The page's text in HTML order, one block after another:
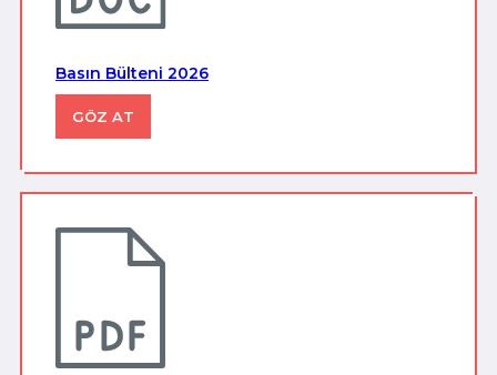
Basın Bülteni 2026
GÖZ AT